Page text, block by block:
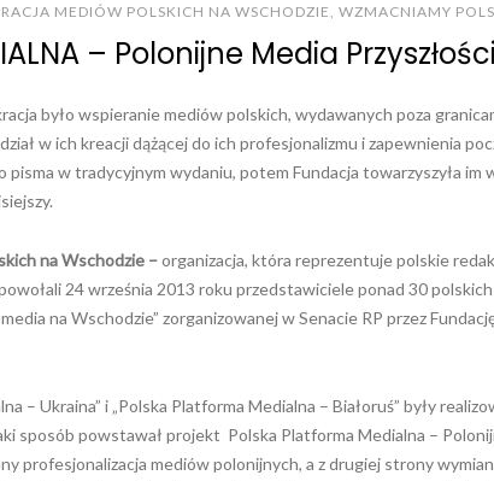
MEDIÓW POLSKICH NA WSCHODZIE, WZMACNIAMY
– Polonijne Media
było wspieranie mediów polskich, wydawanych poza
w ich kreacji dążącej do ich profesjonalizmu i zapewnienia
pisma w tradycyjnym wydaniu, potem Fundacja towarzyszyła im
na Wschodzie –organizacja, która reprezentuje polskie
24 września 2013 roku przedstawiciele ponad 30
na Wschodzie” zorganizowanej w Senacie RP przez
– Ukraina” i „Polska Platforma Medialna – Białoruś” były
sposób powstawał projekt Polska Platforma Medialna –
profesjonalizacja mediów polonijnych, a z drugiej strony